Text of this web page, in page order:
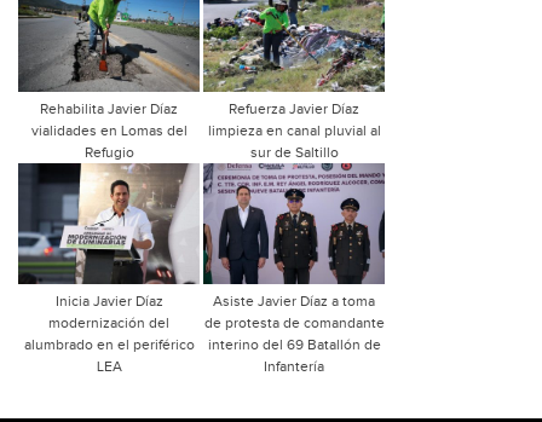
Rehabilita Javier Díaz
vialidades en Lomas del
Refugio
Refuerza Javier Díaz
limpieza en canal pluvial al
sur de Saltillo
Inicia Javier Díaz
modernización del
alumbrado en el periférico
LEA
Asiste Javier Díaz a toma
de protesta de comandante
interino del 69 Batallón de
Infantería